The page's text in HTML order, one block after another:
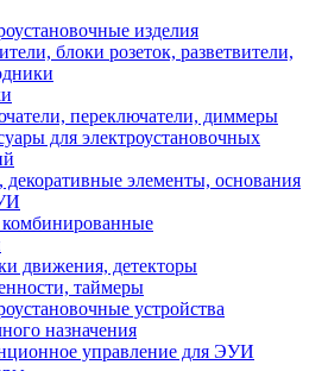
изделия
блоки розеток, разветвители,
переключатели, диммеры
для электроустановочных
декоративные элементы, основания
движения, детекторы
таймеры
устройства
назначения
управление для ЭУИ